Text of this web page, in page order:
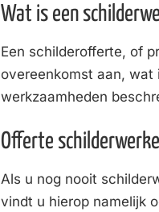
Wat is een
Een schilderofferte, of
overeenkomst aan, wat
werkzaamheden
Offerte
Als u nog nooit
vindt u hierop namelijk